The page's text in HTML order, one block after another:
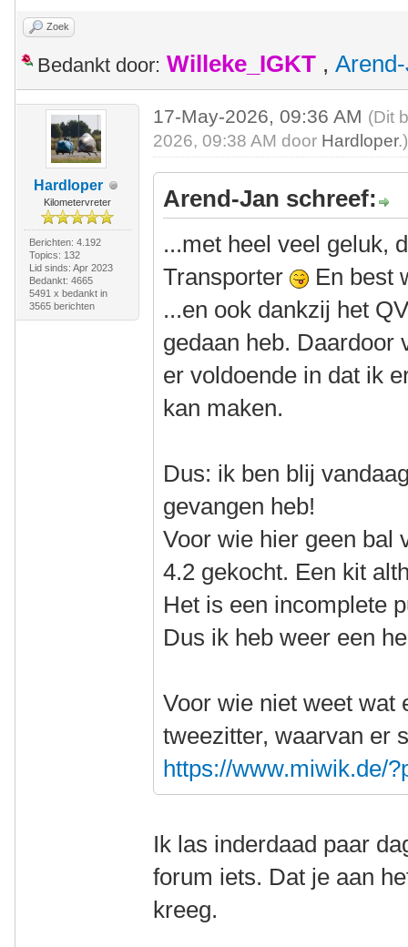
Zoek
Bedankt door: Willeke_IGKT ,
Hardloper
Kilometervreter
Berichten: 4.192
Topics: 132
Lid sinds: Apr 2023
Bedankt: 4665
5491 x bedankt in
3565 berichten
17-May-2026, 09:36 AM (Dit
2026, 09:38 AM door Hardloper.)
Arend-Jan schreef:
...met heel veel geluk,
Transporter
En best
...en ook dankzij het
gedaan heb. Daardoor
er voldoende in dat ik
kan maken.
Dus: ik ben blij
gevangen heb!
Voor wie hier geen bal
4.2 gekocht. Een kit
Het is een incomplete
Dus ik heb weer een
Voor wie niet weet wat
tweezitter, waarvan er
https://www.miwik.de/
Ik las inderdaad paar
forum iets. Dat je aan
kreeg.